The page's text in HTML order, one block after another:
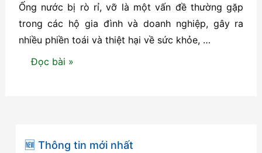
Ống nước bị rò rỉ, vỡ là một vấn đề thường gặp
trong các hộ gia đình và doanh nghiệp, gây ra
nhiều phiền toái và thiệt hại về sức khỏe, …
Cách
rò
Đọc bài »
🆕 Thông tin mới nhất